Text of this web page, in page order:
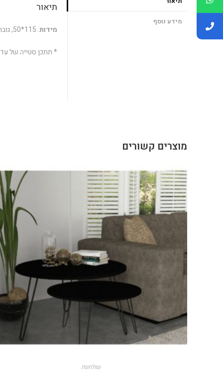
מידע נוסף
תיאור
מידות: 115*50, גובה 103 ס”מ. משקל 26 ק”ג.
* תתכן סטייה של עד 2%
מוצרים קשורים
שולחנות